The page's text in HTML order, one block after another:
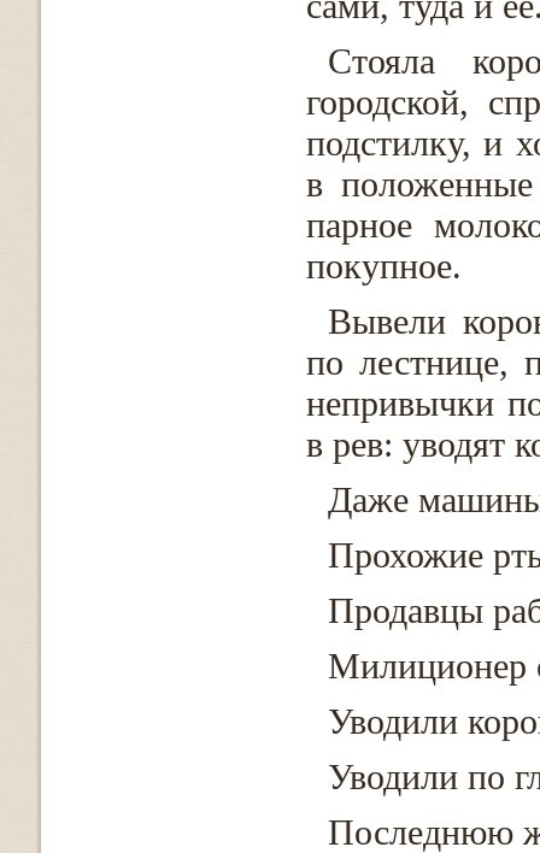
Стояла
городской,
подстилку, и
в
парное
покупное.
Вывели
по лестнице,
непривычки
в рев: уводят
Даже машины
Прохожие
Продавцы
Милиционер
Уводили
Уводили по
Последнюю